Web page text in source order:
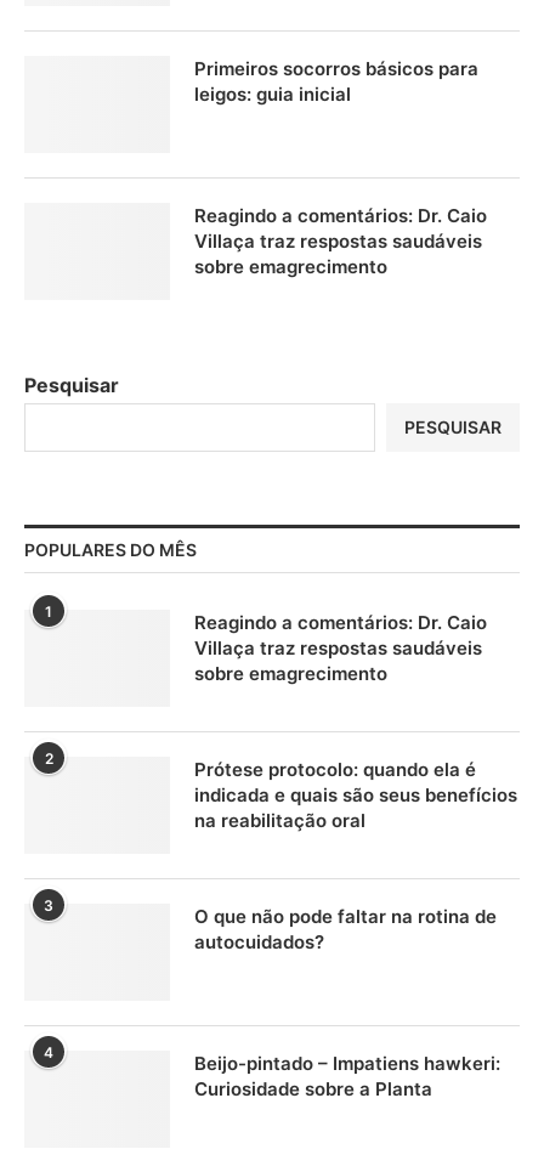
Primeiros socorros básicos para
leigos: guia inicial
Reagindo a comentários: Dr. Caio
Villaça traz respostas saudáveis
sobre emagrecimento
Pesquisar
PESQUISAR
POPULARES DO MÊS
1
Reagindo a comentários: Dr. Caio
Villaça traz respostas saudáveis
sobre emagrecimento
2
Prótese protocolo: quando ela é
indicada e quais são seus benefícios
na reabilitação oral
3
O que não pode faltar na rotina de
autocuidados?
4
Beijo-pintado – Impatiens hawkeri:
Curiosidade sobre a Planta